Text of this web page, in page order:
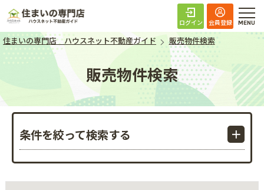
住まいの専門店 ハ
ログイン 会員登録
住まいの専門店 ハウスネット不動産ガイド 販売物件検索
販売物件検索
条件を絞って検索する